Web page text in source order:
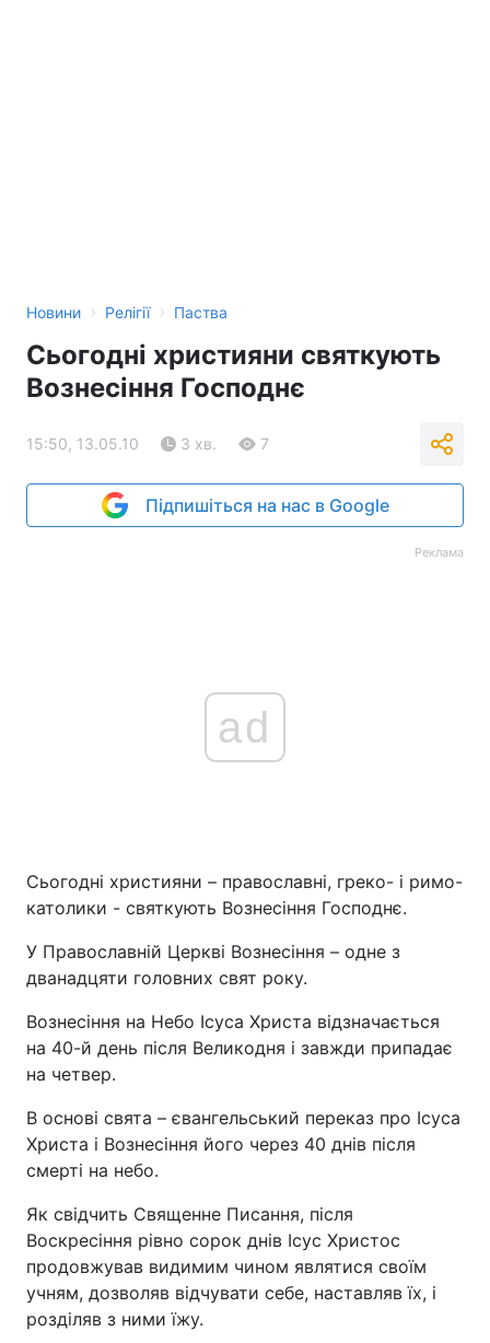
Новини › Релігії › Паства
Сьогодні християни святкують
Вознесіння Господнє
15:50, 13.05.10 3 хв. 7
Підпишіться на нас в Google
Реклама
ad
Сьогодні християни – православні, греко- і римо-
католики - святкують Вознесіння Господнє.
У Православній Церкві Вознесіння – одне з
дванадцяти головних свят року.
Вознесіння на Небо Ісуса Христа відзначається
на 40-й день після Великодня і завжди припадає
на четвер.
В основі свята – євангельський переказ про Ісуса
Христа і Вознесіння його через 40 днів після
смерті на небо.
Як свідчить Священне Писання, після
Воскресіння рівно сорок днів Ісус Христос
продовжував видимим чином являтися своїм
учням, дозволяв відчувати себе, наставляв їх, і
розділяв з ними їжу.